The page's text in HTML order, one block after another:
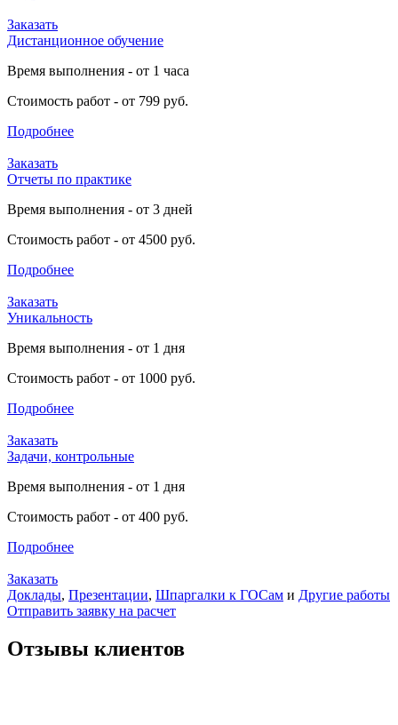
Заказать
Дистанционное обучение
Время выполнения - от 1 часа
Стоимость работ - от 799 руб.
Подробнее
Заказать
Отчеты по практике
Время выполнения - от 3 дней
Стоимость работ - от 4500 руб.
Подробнее
Заказать
Уникальность
Время выполнения - от 1 дня
Стоимость работ - от 1000 руб.
Подробнее
Заказать
Задачи, контрольные
Время выполнения - от 1 дня
Стоимость работ - от 400 руб.
Подробнее
Заказать
Доклады, Презентации, Шпаргалки к ГОСам и Другие работы
Отправить заявку на расчет
Отзывы клиентов